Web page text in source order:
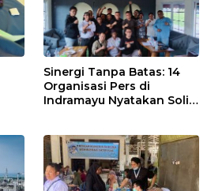
Sinergi Tanpa Batas: 14
Organisasi Pers di
Indramayu Nyatakan Solid